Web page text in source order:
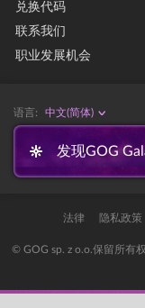
兑换代码
联系我们
职业发展机会
语言: 中文(简体)
发现GOG
法律 隐私政策
© GOG sp. z o.o.保留所有